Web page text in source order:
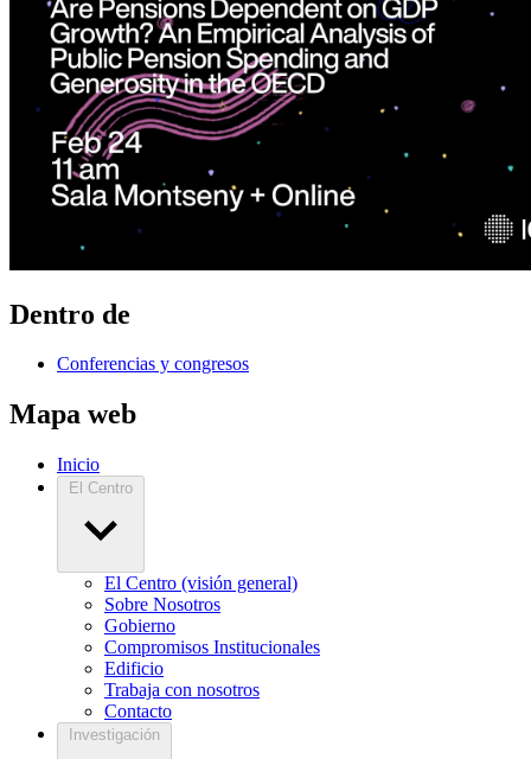
Dentro de
Conferencias y congresos
Mapa web
Inicio
El Centro
El Centro (visión general)
Sobre Nosotros
Gobierno
Compromisos Institucionales
Edificio
Trabaja con nosotros
Contacto
Investigación